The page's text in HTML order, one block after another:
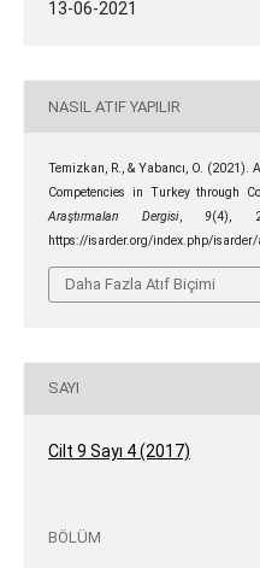
13-06-2021
NASIL ATIF YAPILIR
Temizkan, R., & Yabancı, O.
Competencies in Turkey through
Araştırmaları Dergisi,9(4),
https://isarder.org/index.php/
Daha Fazla Atıf Biçimi
SAYI
Cilt 9 Sayı 4 (2017)
BÖLÜM